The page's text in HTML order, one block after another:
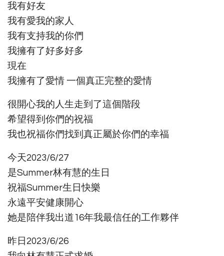
我有好友
我有愛我的家人
我有支持我的你們
我擁有了好多好多
現在
我擁有了愛情 一個真正完整的愛情
很開心我的人生走到了這個階段
希望得到你們的祝福
我也祝福你們找到真正屬於你們的幸福
今天2023/6/27
是Summer林有慧的生日
祝福Summer生日快樂
永遠平安健康開心
她是陪伴我出道16年我最信任的工作夥伴
昨日2023/6/26